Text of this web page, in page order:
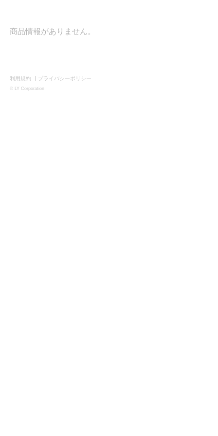
商品情報がありません。
利用規約 プライバシーポリシー
© LY Corporation